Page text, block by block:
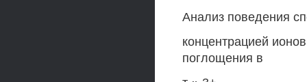
Анализ поведения
концентрацией
поглощения в